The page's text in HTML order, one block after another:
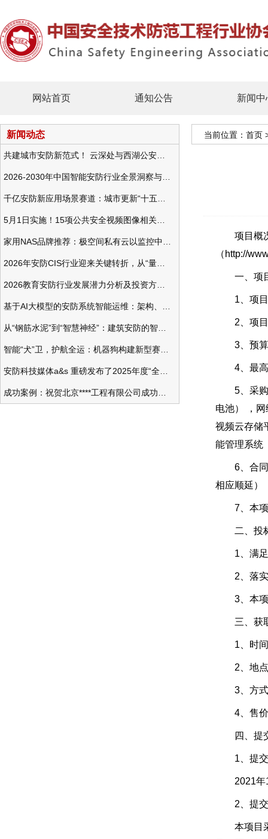
网站首页 通知公告 新闻中
新闻动态 当前位置： 首页
项目概况
（http://
一、项
1、项目
2、项目
3、预算
4、最高
5、采购需
电池） ，
视频云存储
能管理系统
6、合同履
相应顺延）
7、本项
二、投标
1、满足
2、落实
3、本项
三、获
1、时间
2、地点
3、方式
4、售价
四、提
1、提交
2021年
2、提交
本项目采